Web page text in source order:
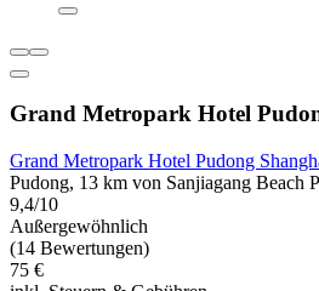
Grand Metropark Hotel
Grand Metropark Hotel Pudong
Pudong, 13 km von Sanjiagang Beach
9,4/10
Außergewöhnlich
(14 Bewertungen)
75 €